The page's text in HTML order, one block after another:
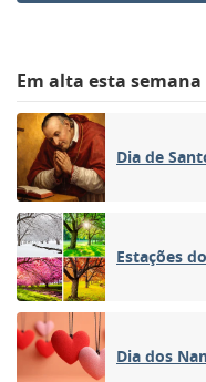
Em alta esta semana
Dia de
Estações
Dia dos